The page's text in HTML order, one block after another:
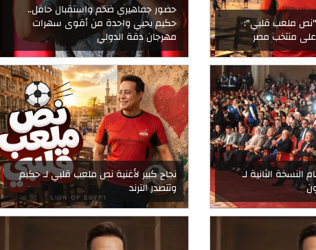
حضور جماهيري ضخم واستقبال حافل..
حكيم يحيي واحدة من أقوى سهرات
مهرجان دقة الدولي
"نص ملعب قلبي":
منتخب مصر
نجاح كبير لأغنية نص ملعب قلبي لـ حكيم
وتتصدر الترند
الثانية لـ